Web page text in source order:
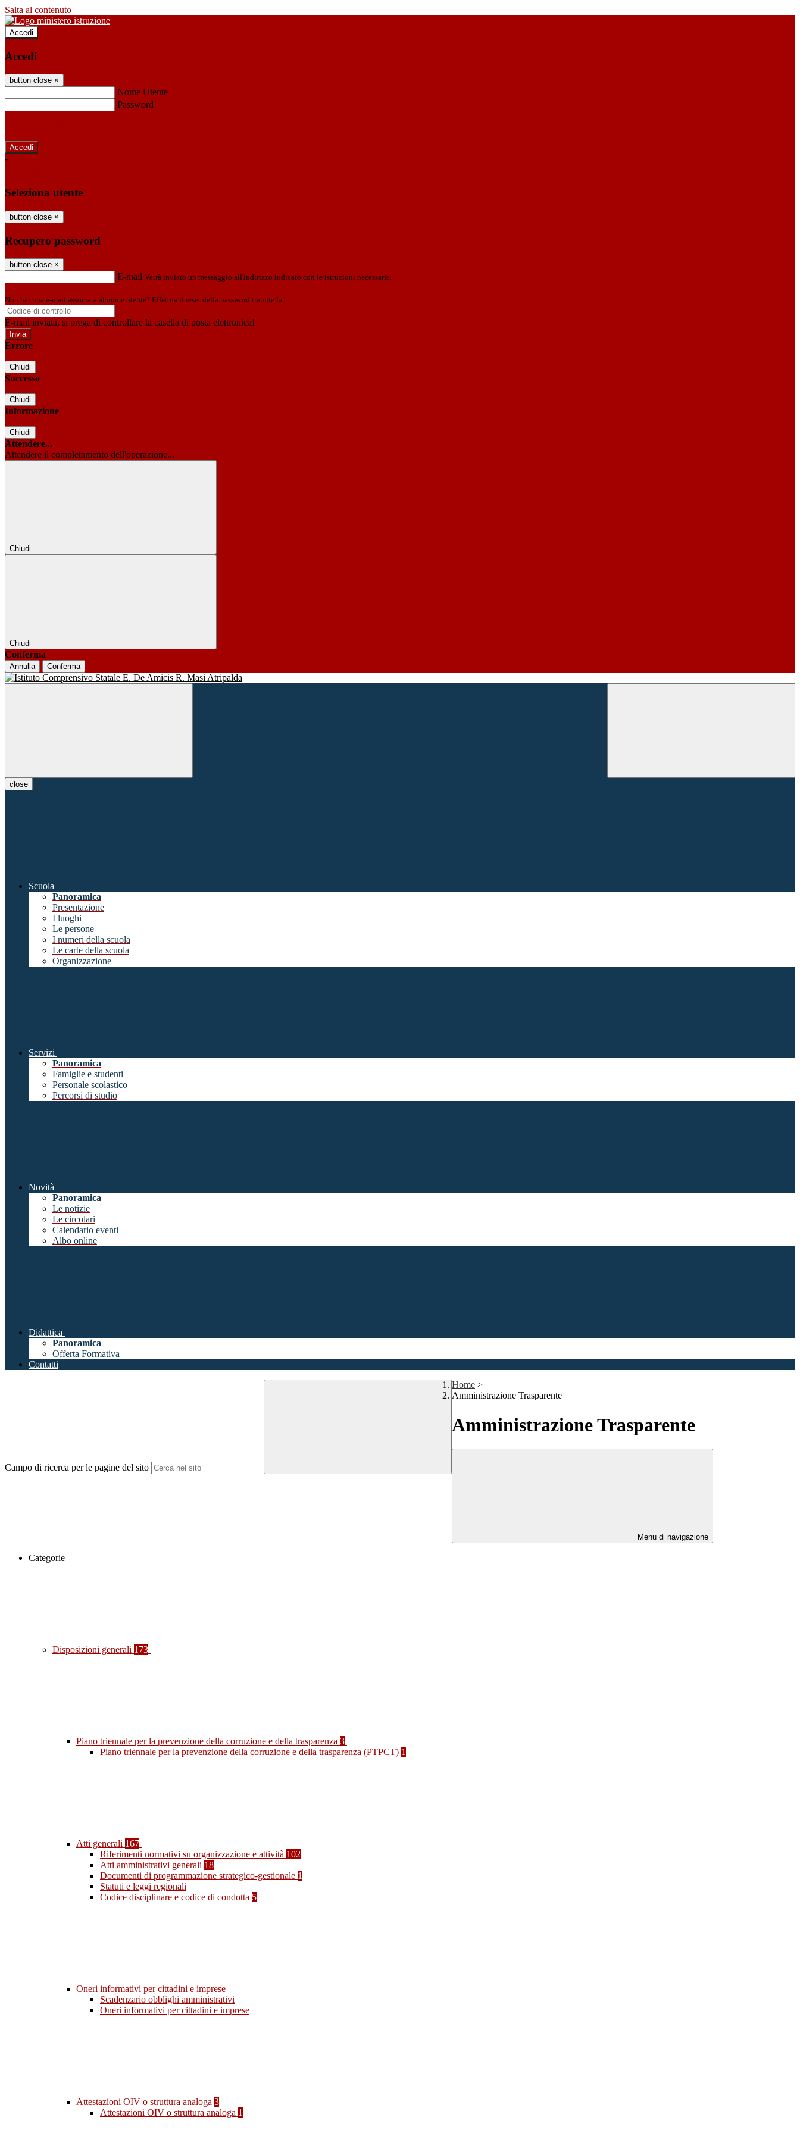
Salta al contenuto
Accedi
Accedi
button close ×
Nome Utente
Password
-
Seleziona utente
button close ×
Recupero password
button close ×
E-mail Verrà inviato un messaggio all'indirizzo indicato con le istruzioni necessarie.
Non hai una e-mail associata al nome utente? Effettua il reset della password tramite la
E-mail inviata, si prega di controllare la casella di posta elettronica!
Errore
Chiudi
Successo
Chiudi
Informazione
Chiudi
Attendere...
Attendere il completamento dell'operazione...
Chiudi
Chiudi
Conferma
Annulla Conferma
close
Scuola
Panoramica
Presentazione
I luoghi
Le persone
I numeri della scuola
Le carte della scuola
Organizzazione
Servizi
Panoramica
Famiglie e studenti
Personale scolastico
Percorsi di studio
Novità
Panoramica
Le notizie
Le circolari
Calendario eventi
Albo online
Didattica
Panoramica
Offerta Formativa
Contatti
Campo di ricerca per le pagine del sito
Home >
Amministrazione Trasparente
Amministrazione Trasparente
Menu di navigazione
Categorie
Disposizioni generali 173
Piano triennale per la prevenzione della corruzione e della trasparenza 3
Piano triennale per la prevenzione della corruzione e della trasparenza (PTPCT) 1
Atti generali 167
Riferimenti normativi su organizzazione e attività 102
Atti amministrativi generali 18
Documenti di programmazione strategico-gestionale 1
Statuti e leggi regionali
Codice disciplinare e codice di condotta 5
Oneri informativi per cittadini e imprese
Scadenzario obblighi amministrativi
Oneri informativi per cittadini e imprese
Attestazioni OIV o struttura analoga 3
Attestazioni OIV o struttura analoga 1